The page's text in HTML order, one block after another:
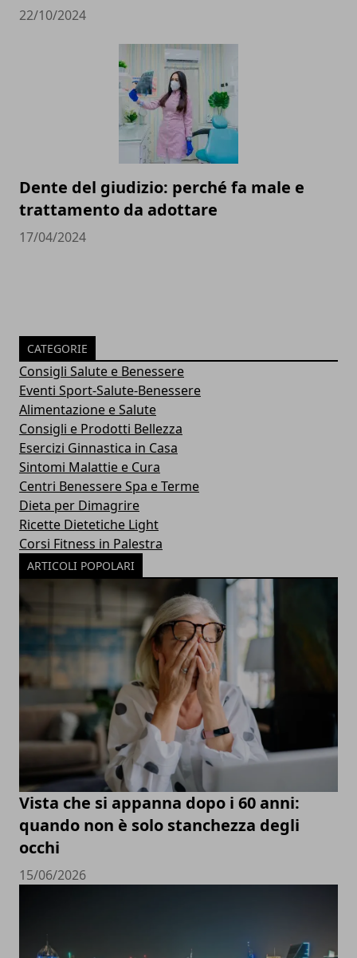
22/10/2024
Dente del giudizio: perché fa male e
trattamento da adottare
17/04/2024
CATEGORIE
Consigli Salute e Benessere
Eventi Sport-Salute-Benessere
Alimentazione e Salute
Consigli e Prodotti Bellezza
Esercizi Ginnastica in Casa
Sintomi Malattie e Cura
Centri Benessere Spa e Terme
Dieta per Dimagrire
Ricette Dietetiche Light
Corsi Fitness in Palestra
ARTICOLI POPOLARI
Vista che si appanna dopo i 60 anni:
quando non è solo stanchezza degli
occhi
15/06/2026